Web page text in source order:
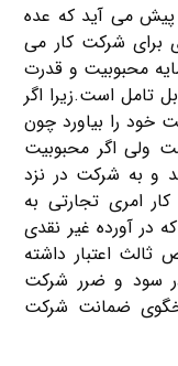
می آید که عده
برای شرکت کار می
محبوبیت و قدرت
تامل است.زیرا اگر
خود را بیاورد چون
ولی اگر محبوبیت
و به شرکت در نزد
کار امری تجارتی به
در آورده غیر نقدی
ثالث اعتبار داشته
سود و ضرر شرکت
ضمانت شرکت